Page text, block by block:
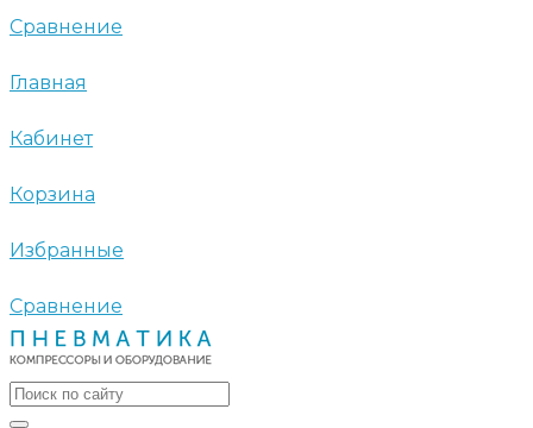
Сравнение
Главная
Кабинет
Корзина
Избранные
Сравнение